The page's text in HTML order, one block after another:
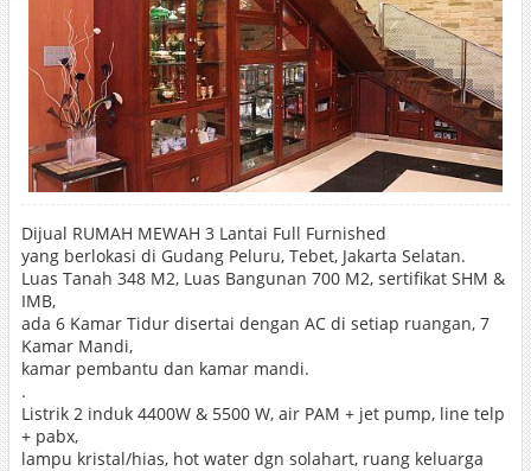
Dijual RUMAH MEWAH 3 Lantai Full Furnished
yang berlokasi di Gudang Peluru, Tebet, Jakarta Selatan.
Luas Tanah 348 M2, Luas Bangunan 700 M2, sertifikat SHM &
IMB,
ada 6 Kamar Tidur disertai dengan AC di setiap ruangan, 7
Kamar Mandi,
kamar pembantu dan kamar mandi.
.
Listrik 2 induk 4400W & 5500 W, air PAM + jet pump, line telp
+ pabx,
lampu kristal/hias, hot water dgn solahart, ruang keluarga